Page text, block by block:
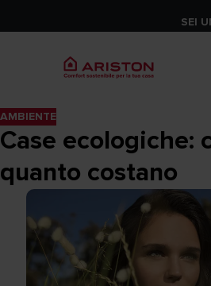
SEI
AMBIENTE
Case ecologiche:
quanto costano